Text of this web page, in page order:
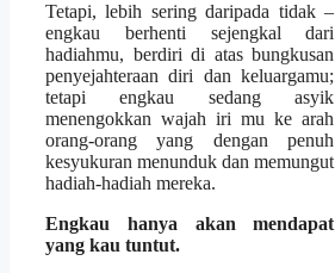
Tetapi, lebih sering daripada tidak –
engkau berhenti sejengkal dari
hadiahmu, berdiri di atas bungkusan
penyejahteraan diri dan keluargamu;
tetapi engkau sedang asyik
menengokkan wajah iri mu ke arah
orang-orang yang dengan penuh
kesyukuran menunduk dan memungut
hadiah-hadiah mereka.
Engkau hanya akan mendapat
yang kau tuntut.